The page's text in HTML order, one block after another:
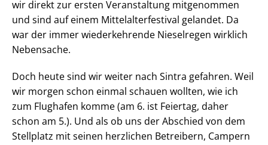
wir direkt zur ersten Veranstaltung mitgenommen
und sind auf einem Mittelalterfestival gelandet. Da
war der immer wiederkehrende Nieselregen wirklich
Nebensache.
Doch heute sind wir weiter nach Sintra gefahren. Weil
wir morgen schon einmal schauen wollten, wie ich
zum Flughafen komme (am 6. ist Feiertag, daher
schon am 5.). Und als ob uns der Abschied von dem
Stellplatz mit seinen herzlichen Betreibern, Campern